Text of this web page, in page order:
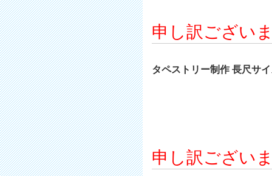
申し訳ござい
タペストリー制作 長尺サ
申し訳ござい